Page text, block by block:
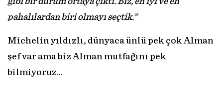
pahalılardan biri olmayı seçtik.”
Michelin yıldızlı, dünyaca ünlü pek çok Alman
şef var ama biz Alman mutfağını pek
bilmiyoruz…